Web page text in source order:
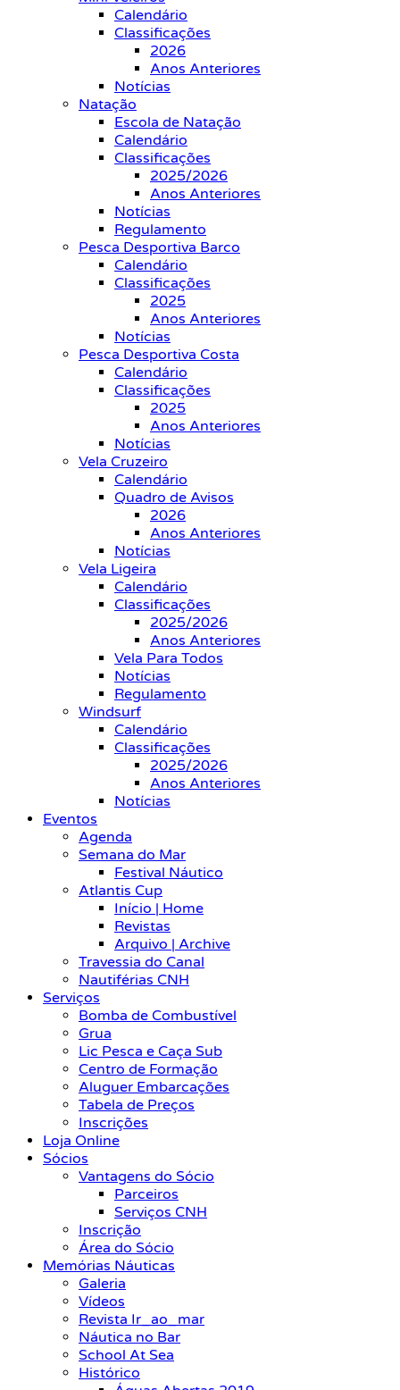
Calendário
Classificações
2026
Anos Anteriores
Notícias
Natação
Escola de Natação
Calendário
Classificações
2025/2026
Anos Anteriores
Notícias
Regulamento
Pesca Desportiva Barco
Calendário
Classificações
2025
Anos Anteriores
Notícias
Pesca Desportiva Costa
Calendário
Classificações
2025
Anos Anteriores
Notícias
Vela Cruzeiro
Calendário
Quadro de Avisos
2026
Anos Anteriores
Notícias
Vela Ligeira
Calendário
Classificações
2025/2026
Anos Anteriores
Vela Para Todos
Notícias
Regulamento
Windsurf
Calendário
Classificações
2025/2026
Anos Anteriores
Notícias
Eventos
Agenda
Semana do Mar
Festival Náutico
Atlantis Cup
Início | Home
Revistas
Arquivo | Archive
Travessia do Canal
Nautiférias CNH
Serviços
Bomba de Combustível
Grua
Lic Pesca e Caça Sub
Centro de Formação
Aluguer Embarcações
Tabela de Preços
Inscrições
Loja Online
Sócios
Vantagens do Sócio
Parceiros
Serviços CNH
Inscrição
Área do Sócio
Memórias Náuticas
Galeria
Vídeos
Revista Ir_ao_mar
Náutica no Bar
School At Sea
Histórico